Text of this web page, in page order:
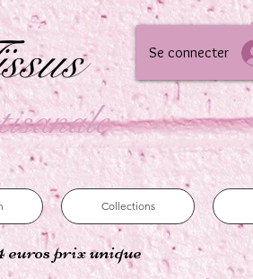
Se connecter
Collections
prix unique